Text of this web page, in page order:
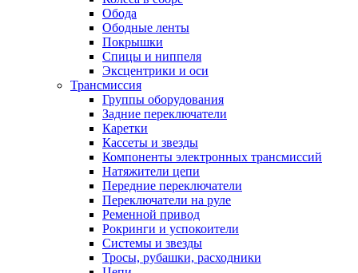
Обода
Ободные ленты
Покрышки
Спицы и ниппеля
Эксцентрики и оси
Трансмиссия
Группы оборудования
Задние переключатели
Каретки
Кассеты и звезды
Компоненты электронных трансмиссий
Натяжители цепи
Передние переключатели
Переключатели на руле
Ременной привод
Рокринги и успокоители
Системы и звезды
Тросы, рубашки, расходники